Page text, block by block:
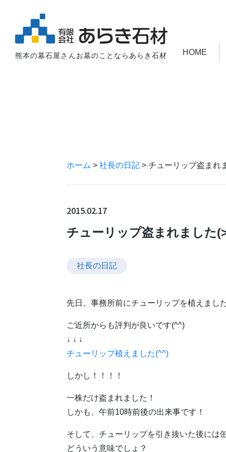
熊本の墓石屋さんお墓のことならあらき石材 HOME
ホーム > 社長の日記 > チューリップ盗まれ
2015.02.17
チューリップ盗まれました
社長の日記
先日、事務所前にチューリップを植えまし
ご近所からも評判が良いです(^^)
↓ ↓ ↓
チューリップ植えました(^^)
しかし！！！！
一株だけ盗まれました！
しかも、午前10時前後の出来事です！
そして、チューリップを引き抜いた後には
どういう意味でしょ？